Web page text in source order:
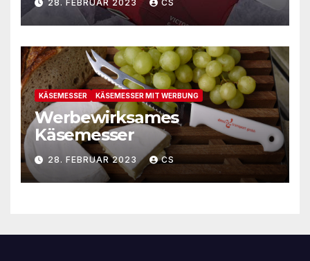
28. FEBRUAR 2023 CS
KÄSEMESSER KÄSEMESSER MIT WERBUNG
Werbewirksames
Käsemesser
28. FEBRUAR 2023 CS